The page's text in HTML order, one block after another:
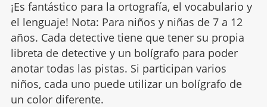
¡Es fantástico para la ortografía, el vocabulario y
el lenguaje! Nota: Para niños y niñas de 7 a 12
años. Cada detective tiene que tener su propia
libreta de detective y un bolígrafo para poder
anotar todas las pistas. Si participan varios
niños, cada uno puede utilizar un bolígrafo de
un color diferente.